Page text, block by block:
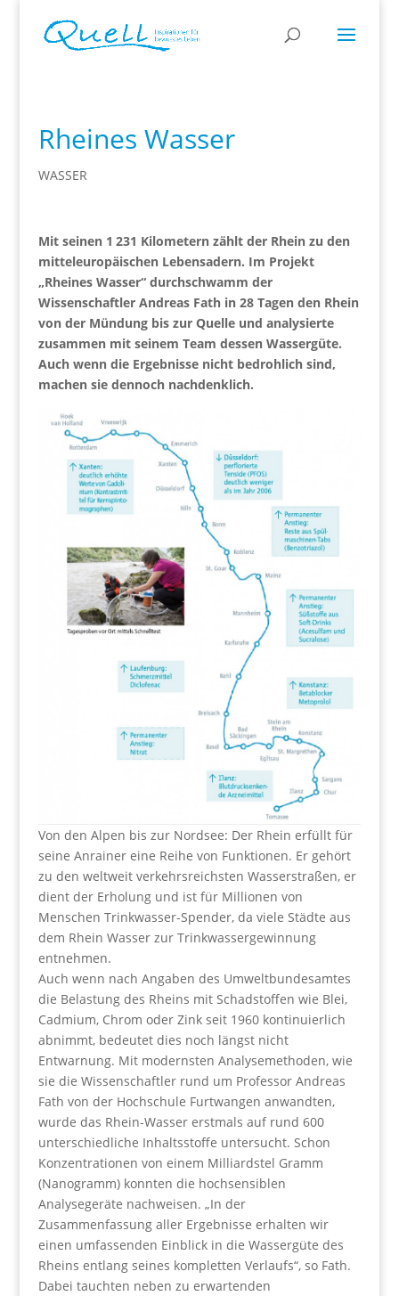
Rheines Wasser
WASSER
Mit seinen 1 231 Kilometern zählt der Rhein zu den
mitteleuropäischen Lebensadern. Im Projekt
„Rheines Wasser“ durchschwamm der
Wissenschaftler Andreas Fath in 28 Tagen den Rhein
von der Mündung bis zur Quelle und analysierte
zusammen mit seinem Team dessen Wassergüte.
Auch wenn die Ergebnisse nicht bedrohlich sind,
machen sie dennoch nachdenklich.
Von den Alpen bis zur Nordsee: Der Rhein erfüllt für
seine Anrainer eine Reihe von Funktionen. Er gehört
zu den weltweit verkehrsreichsten Wasserstraßen, er
dient der Erholung und ist für Millionen von
Menschen Trinkwasser-Spender, da viele Städte aus
dem Rhein Wasser zur Trinkwassergewinnung
entnehmen.
Auch wenn nach Angaben des Umweltbundesamtes
die Belastung des Rheins mit Schadstoffen wie Blei,
Cadmium, Chrom oder Zink seit 1960 kontinuierlich
abnimmt, bedeutet dies noch längst nicht
Entwarnung. Mit modernsten Analysemethoden, wie
sie die Wissenschaftler rund um Professor Andreas
Fath von der Hochschule Furtwangen anwandten,
wurde das Rhein-Wasser erstmals auf rund 600
unterschiedliche Inhaltsstoffe untersucht. Schon
Konzentrationen von einem Milliardstel Gramm
(Nanogramm) konnten die hochsensiblen
Analysegeräte nachweisen. „In der
Zusammenfassung aller Ergebnisse erhalten wir
einen umfassenden Einblick in die Wassergüte des
Rheins entlang seines kompletten Verlaufs“, so Fath.
Dabei tauchten neben zu erwartenden